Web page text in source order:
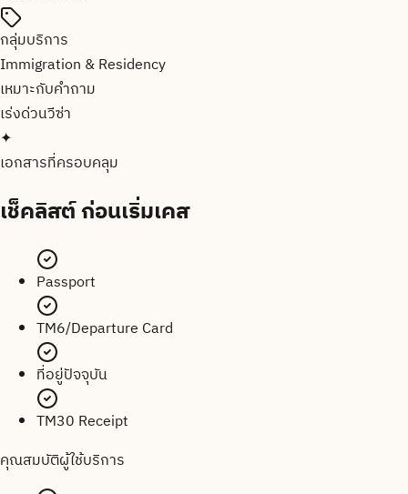
กลุ่มบริการ
Immigration & Residency
เหมาะกับคำถาม
เร่งด่วนวีซ่า
✦
เอกสารที่ครอบคลุม
เช็คลิสต์ก่อนเริ่มเคส
Passport
TM6/Departure Card
ที่อยู่ปัจจุบัน
TM30 Receipt
คุณสมบัติผู้ใช้บริการ